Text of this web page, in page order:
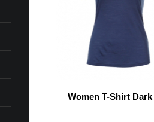
Women T-Shirt